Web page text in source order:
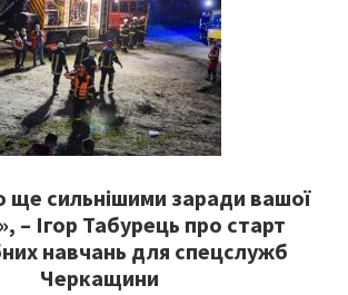
ще сильнішими заради вашої
– Ігор Табурець про старт
навчань для спецслужб
Черкащини